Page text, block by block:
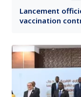
Lancement
vaccination